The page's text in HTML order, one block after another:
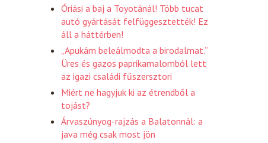
Óriási a baj a Toyotánál! Több tucat
autó gyártását felfüggesztették! Ez
áll a háttérben!
„Apukám beleálmodta a birodalmat.”
Üres és gazos paprikamalomból lett
az igazi családi fűszersztori
Miért ne hagyjuk ki az étrendből a
tojást?
Árvaszúnyog-rajzás a Balatonnál: a
java még csak most jön